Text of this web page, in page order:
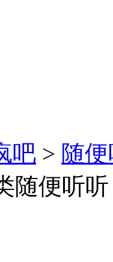
吧 > 随
随便听